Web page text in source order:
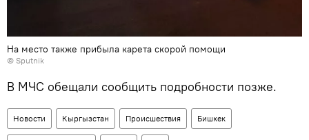
На место также прибыла карета скорой помощи
© Sputnik
В МЧС обещали сообщить подробности позже.
Новости Кыргызстан Происшествия Бишкек